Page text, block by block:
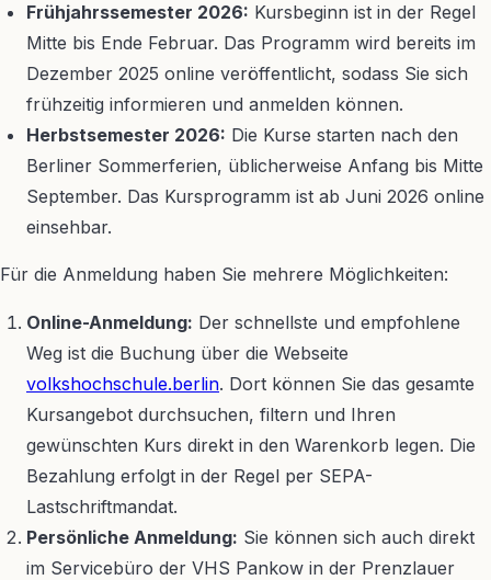
Frühjahrssemester 2026: Kursbeginn ist in der Regel
Mitte bis Ende Februar. Das Programm wird bereits im
Dezember 2025 online veröffentlicht, sodass Sie sich
frühzeitig informieren und anmelden können.
Herbstsemester 2026: Die Kurse starten nach den
Berliner Sommerferien, üblicherweise Anfang bis Mitte
September. Das Kursprogramm ist ab Juni 2026 online
einsehbar.
Für die Anmeldung haben Sie mehrere Möglichkeiten:
Online-Anmeldung: Der schnellste und empfohlene
Weg ist die Buchung über die Webseite
volkshochschule.berlin. Dort können Sie das gesamte
Kursangebot durchsuchen, filtern und Ihren
gewünschten Kurs direkt in den Warenkorb legen. Die
Bezahlung erfolgt in der Regel per SEPA-
Lastschriftmandat.
Persönliche Anmeldung: Sie können sich auch direkt
im Servicebüro der VHS Pankow in der Prenzlauer